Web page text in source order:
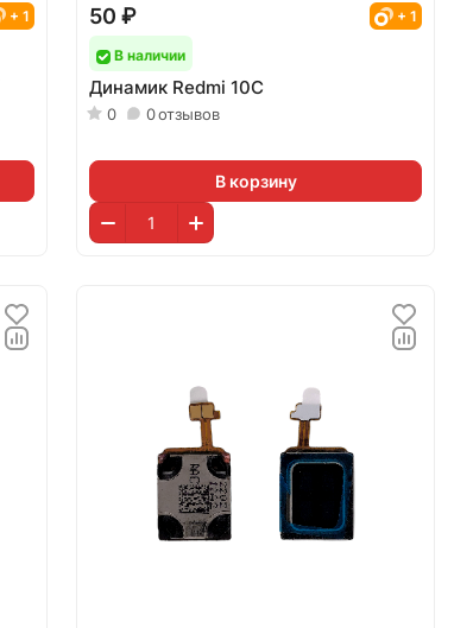
+ 1 50 ₽ + 1
В наличии
Динамик Redmi 10C
0 0отзывов
В корзину